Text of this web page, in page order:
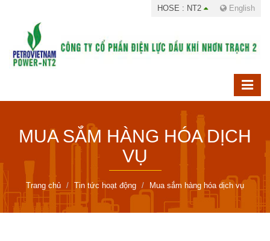
HOSE : NT2 English
MUA SẮM HÀNG HÓA DỊCH
VỤ
Trang chủ Tin tức hoạt động Mua sắm hàng hóa dịch vụ